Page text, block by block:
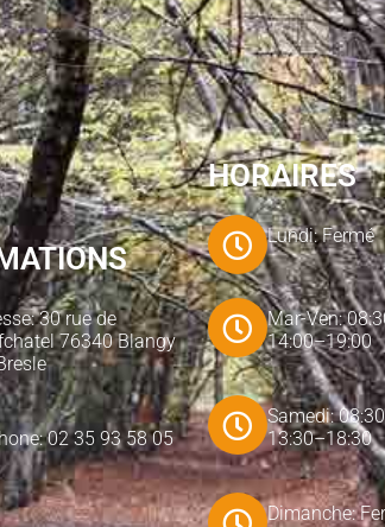
30 rue de
76340 Blangy
02 35 93 58 05
HORAIRES
Lundi: Fermé
Mar-Ven:
14:00–19:00
Samedi:
13:30–18:30
Dimanche: